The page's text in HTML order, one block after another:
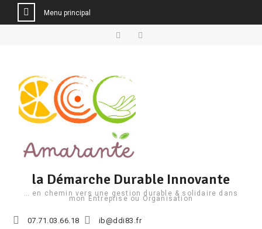
Menu principal
la Démarche Durable Innovante
… en chemin vers une gestion durable & solidaire dans
mon Entreprise ou Organisation
07.71.03.66.18 ib@ddi83.fr